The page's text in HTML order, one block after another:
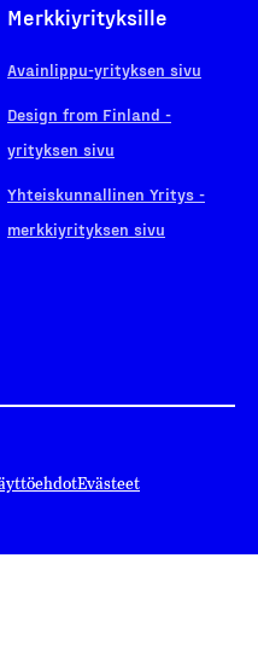
Merkkiyrityksille
Avainlippu-yrityksen sivu
Design from Finland -
yrityksen sivu
Yhteiskunnallinen Yritys -
merkkiyrityksen sivu
Evästeet